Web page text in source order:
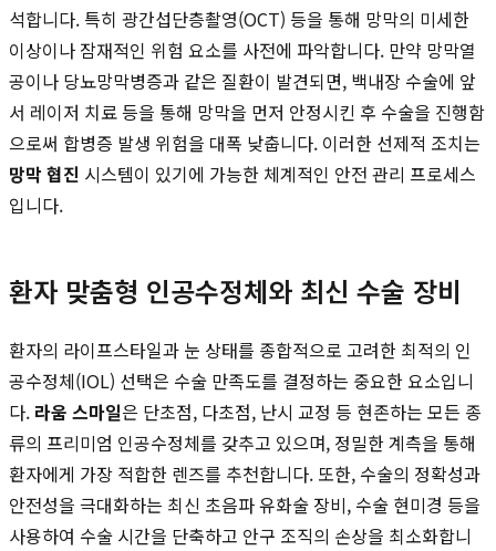
석합니다. 특히 광간섭단층촬영(OCT) 등을 통해 망막의 미세한
이상이나 잠재적인 위험 요소를 사전에 파악합니다. 만약 망막열
공이나 당뇨망막병증과 같은 질환이 발견되면, 백내장 수술에 앞
서 레이저 치료 등을 통해 망막을 먼저 안정시킨 후 수술을 진행함
으로써 합병증 발생 위험을 대폭 낮춥니다. 이러한 선제적 조치는
망막 협진 시스템이 있기에 가능한 체계적인 안전 관리 프로세스
입니다.
환자 맞춤형 인공수정체와 최신 수술 장비
환자의 라이프스타일과 눈 상태를 종합적으로 고려한 최적의 인
공수정체(IOL) 선택은 수술 만족도를 결정하는 중요한 요소입니
다. 라움 스마일은 단초점, 다초점, 난시 교정 등 현존하는 모든 종
류의 프리미엄 인공수정체를 갖추고 있으며, 정밀한 계측을 통해
환자에게 가장 적합한 렌즈를 추천합니다. 또한, 수술의 정확성과
안전성을 극대화하는 최신 초음파 유화술 장비, 수술 현미경 등을
사용하여 수술 시간을 단축하고 안구 조직의 손상을 최소화합니